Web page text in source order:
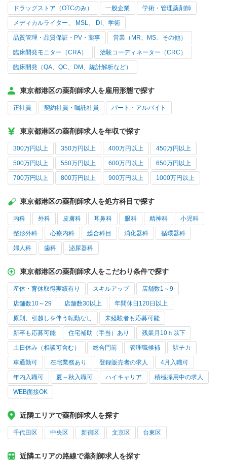
ドラッグストア（OTCのみ） 一般企業 学術・管理薬剤師
メディカルライター、 MSL、 DI、学術
品質管理・品質保証・PV・薬事 営業（MR、MS、その他）
臨床開発モニター（CRA） 治験コーディネーター（CRC）
臨床開発（QA、QC、DM、統計解析など）
東京都港区の薬剤師求人を雇用形態で探す
正社員 契約社員・嘱託社員 パート・アルバイト
東京都港区の薬剤師求人を年収で探す
300万円以上 350万円以上 400万円以上 450万円以上
500万円以上 550万円以上 600万円以上 650万円以上
700万円以上 800万円以上 900万円以上 1000万円以上
東京都港区の薬剤師求人を処方科目で探す
内科 外科 皮膚科 耳鼻科 眼科 精神科 小児科
整形外科 心療内科 総合科目 消化器科 循環器科
婦人科 歯科 泌尿器科
東京都港区の薬剤師求人をこだわり条件で探す
産休・育休取得実績有り スキルアップ 店舗数1～9
店舗数10～29 店舗数30以上 年間休日120日以上
原則、引越しを伴う転勤なし 未経験者も応募可能
新卒も応募可能 住宅補助（手当）あり 残業月10ｈ以下
土日休み（相談可含む） 総合門前 管理職候補 駅チカ
車通勤可 在宅業務あり 登録販売者の求人 4月入職可
年内入職可 夏～秋入職可 ハイキャリア 積極採用中の求人
WEB面接OK
近隣エリアで薬剤師求人を探す
千代田区 中央区 新宿区 文京区 台東区
近隣エリアの路線で薬剤師求人を探す